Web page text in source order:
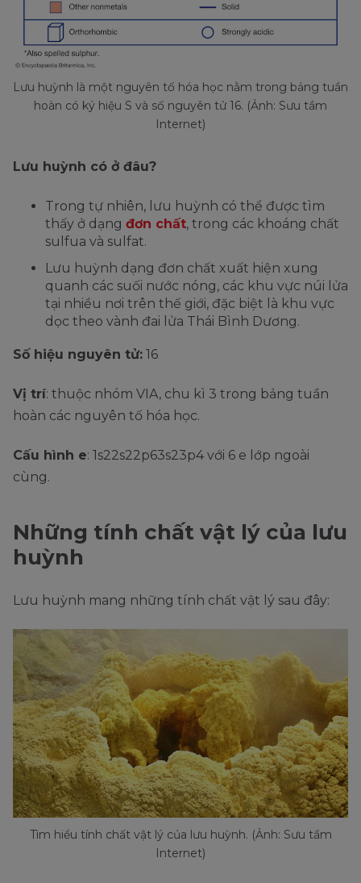
Lưu huỳnh là một nguyên tố hóa học nằm trong bảng tuần
hoàn có ký hiệu S và số nguyên tử 16. (Ảnh: Sưu tầm
Internet)
Lưu huỳnh có ở đâu?
Trong tự nhiên, lưu huỳnh có thể được tìm
thấy ở dạng đơn chất, trong các khoáng chất
sulfua và sulfat.
Lưu huỳnh dạng đơn chất xuất hiện xung
quanh các suối nước nóng, các khu vực núi lửa
tại nhiều nơi trên thế giới, đặc biệt là khu vực
dọc theo vành đai lửa Thái Bình Dương.
Số hiệu nguyên tử: 16
Vị trí: thuộc nhóm VIA, chu kì 3 trong bảng tuần
hoàn các nguyên tố hóa học.
Cấu hình e: 1s22s22p63s23p4 với 6 e lớp ngoài
cùng.
Những tính chất vật lý của lưu
huỳnh
Lưu huỳnh mang những tính chất vật lý sau đây:
Tìm hiểu tính chất vật lý của lưu huỳnh. (Ảnh: Sưu tầm
Internet)